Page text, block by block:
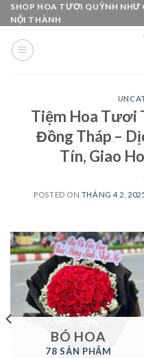
Skip
to
content
SHOP HOA TƯƠI QUỲNH
NỘI THÀNH
Tiệm Hoa Tươi
Đồng Tháp –
Tín, Giao
POSTED ON THÁNG 4 2,
BÓ HOA
78 SẢN PHẨM